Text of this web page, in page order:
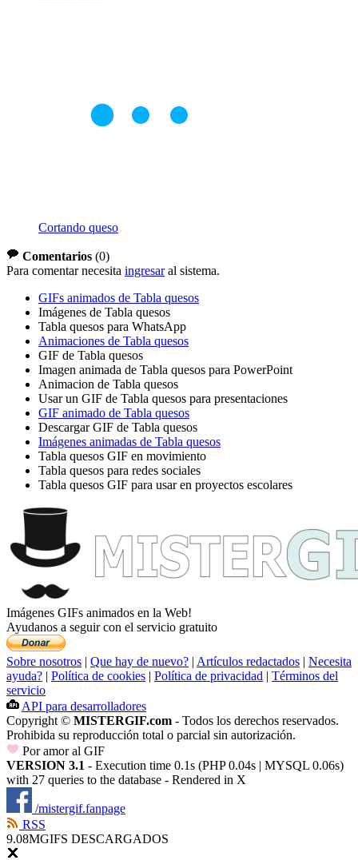
Cortando queso
Comentarios (0)
Para comentar necesita ingresaral sistema.
GIFs animados de Tabla quesos
Imágenes de Tabla quesos
Tabla quesos para WhatsApp
Animaciones de Tabla quesos
GIF de Tabla quesos
Imagen animada de Tabla quesos para PowerPoint
Animacion de Tabla quesos
Usar un GIF de Tabla quesos para presentaciones
GIF animado de Tabla quesos
Descargar GIF de Tabla quesos
Imágenes animadas de Tabla quesos
Tabla quesos GIF en movimiento
Tabla quesos para redes sociales
Tabla quesos GIF para usar en proyectos escolares
Imágenes GIFs animados en la Web!
Ayudanos a seguir con el servicio gratuito
Sobre nosotros | Que hay de nuevo? | Artículos redactados | Necesita
ayuda? | Política de cookies | Política de privacidad | Términos del
servicio
API para desarrolladores
Copyright © MISTERGIF.com - Todos los derechos reservados.
Prohibida su reproducción total o parcial sin autorización.
Por amor al GIF
VERSION 3.1 - Execution time 0.1s (PHP 0.04s | MYSQL 0.06s)
with 27 queries to the database - Rendered in X
/mistergif.fanpage
RSS
9.08MGIFS DESCARGADOS